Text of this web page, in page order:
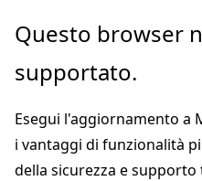
Ignora
passa
contenuto
principale
Questo browser
supportato.
Esegui l'aggiornamento a
i vantaggi di funzionalità
della sicurezza e supporto